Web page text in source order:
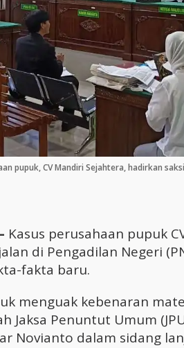
pupuk, CV Mandiri Sejahtera, hadirkan
Kasus perusahaan pupuk
di Pengadilan Negeri
fakta baru.
menguak kebenaran
Jaksa Penuntut Umum
Novianto dalam sidang
Cara